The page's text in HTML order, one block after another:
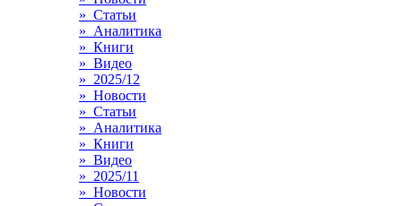
» Статьи
» Аналитика
» Книги
» Видео
» 2025/12
» Новости
» Статьи
» Аналитика
» Книги
» Видео
» 2025/11
» Новости